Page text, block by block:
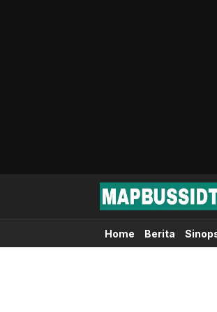
Map Bussid Terbaru
Home Berita